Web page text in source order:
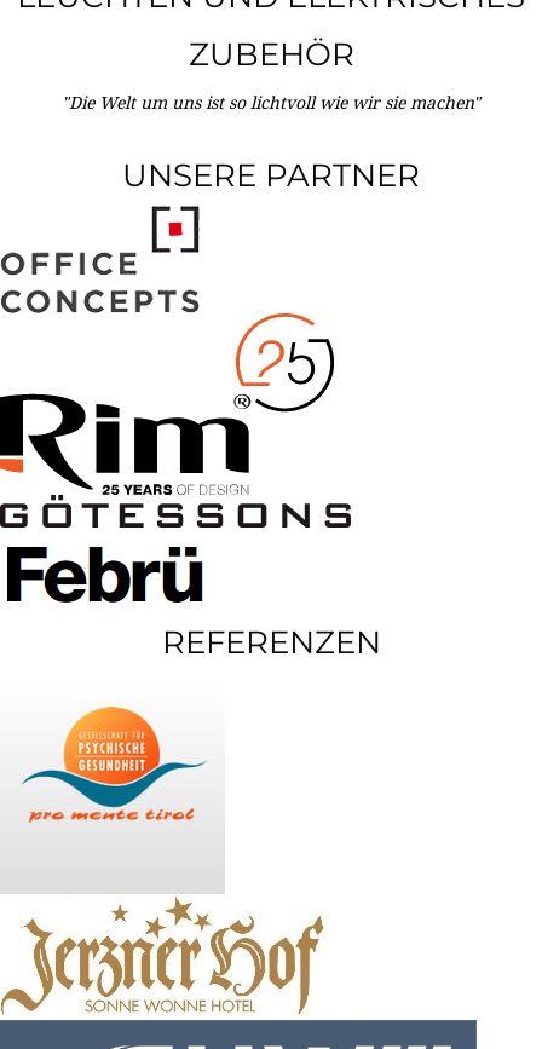
ZUBEHÖR
"Die Welt um uns ist so lichtvoll wie wir sie machen"
UNSERE PARTNER
REFERENZEN